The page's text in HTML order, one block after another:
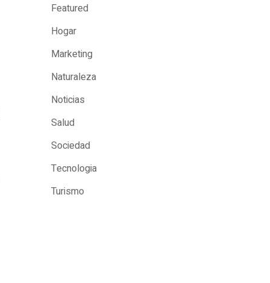
Featured
Hogar
Marketing
Naturaleza
Noticias
Salud
Sociedad
Tecnologia
Turismo